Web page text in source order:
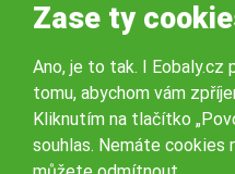
Naše pobočky:
Zase ty
Ano, je to tak. I Eobaly.cz
tomu, abychom vám
Kliknutím na tlačítko
souhlas. Nemáte cookies